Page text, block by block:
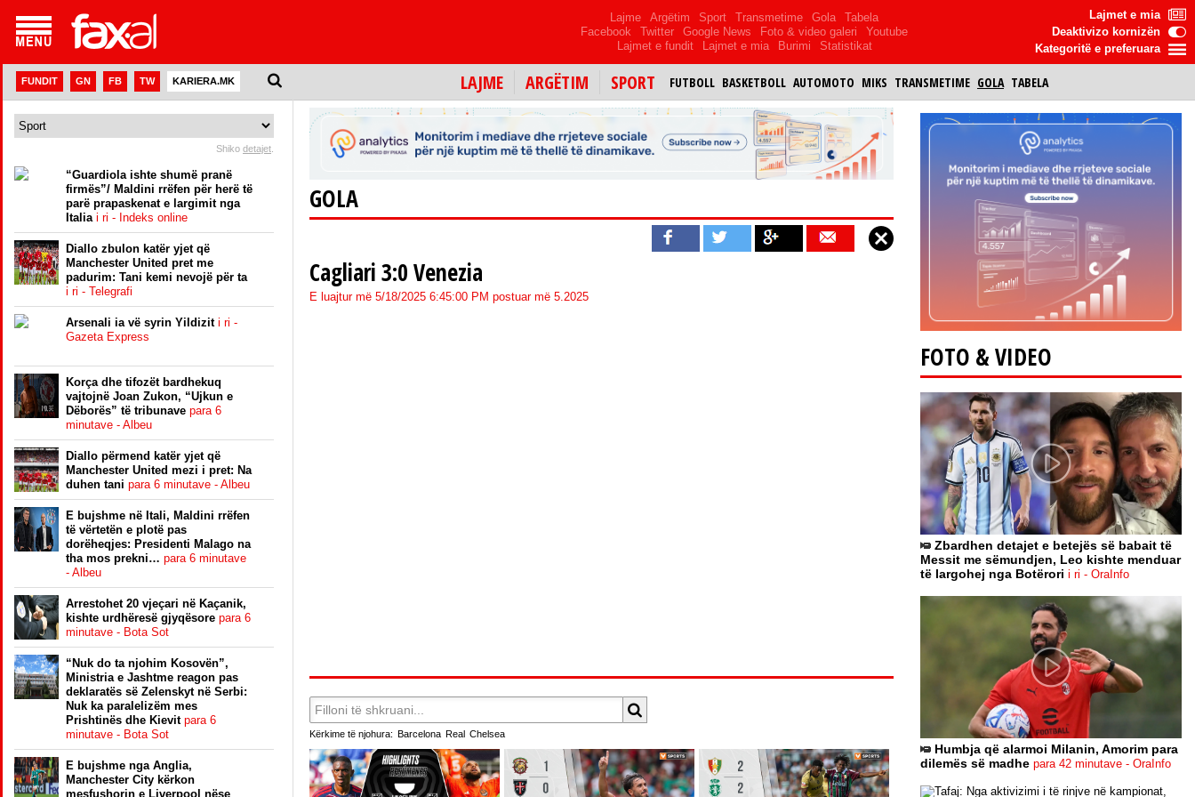
Lajme Argëtim Sport Transmetime Gola
Tabela
Facebook
Twitter Google News Foto & video galeri
Youtube
Lajmet e fundit
Lajmet e mia Burimi Statistikat
Lajmet e mia
Deaktivizo kornizën
Kategoritë e preferuara
FUNDIT GN FB TW KARIERA.MK LAJME ARGËTIM SPORT FUTBOLL BASKETBOLL AUTOMOTO MIKS TRANSMETIME GOLA TABELA
Shiko detajet
“Guardiola ishte shumë pranë
firmës”/ Maldini rrëfen për herë të
parë prapaskenat e largimit nga
Italia i ri - Indeks online
Diallo zbulon katër yjet që
Manchester United pret me
padurim: Tani kemi nevojë për ta
i ri - Telegrafi
Arsenali ia vë syrin Yildizit i ri -
Gazeta Express
Korça dhe tifozët bardhekuq
vajtojnë Joan Zukon, “Ujkun e
Dëborës” të tribunave para 6
minutave - Albeu
Diallo përmend katër yjet që
Manchester United mezi i pret: Na
duhen tani para 6 minutave - Albeu
E bujshme në Itali, Maldini rrëfen
të vërtetën e plotë pas
dorëheqjes: Presidenti Malago na
tha mos prekni… para 6 minutave
- Albeu
Arrestohet 20 vjeçari në Kaçanik,
kishte urdhëresë gjyqësore para 6
minutave - Bota Sot
“Nuk do ta njohim Kosovën”,
Ministria e Jashtme reagon pas
deklaratës së Zelenskyt në Serbi:
Nuk ka paralelizëm mes
Prishtinës dhe Kievit para 6
minutave - Bota Sot
E bujshme nga Anglia,
Manchester City kërkon
mesfushorin e Liverpool nëse
GOLA
Cagliari 3:0 Venezia
E luajtur më 5/18/2025 6:45:00 PM postuar më 5.2025
Kërkime të njohura: Barcelona Real Chelsea
FOTO & VIDEO
Zbardhen detajet e betejës së babait të
Messit me sëmundjen, Leo kishte menduar
të largohej nga Botërori i ri - OraInfo
Humbja që alarmoi Milanin, Amorim para
dilemës së madhe para 42 minutave - OraInfo